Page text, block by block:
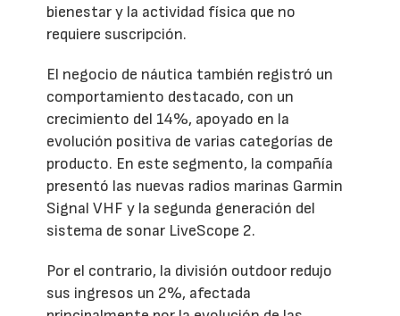
bienestar y la actividad física que no
requiere suscripción.
El negocio de náutica también registró un
comportamiento destacado, con un
crecimiento del 14%, apoyado en la
evolución positiva de varias categorías de
producto. En este segmento, la compañía
presentó las nuevas radios marinas Garmin
Signal VHF y la segunda generación del
sistema de sonar LiveScope 2.
Por el contrario, la división outdoor redujo
sus ingresos un 2%, afectada